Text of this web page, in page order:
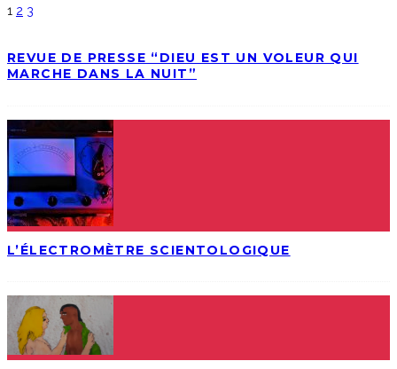
1 2 3
REVUE DE PRESSE “DIEU EST UN VOLEUR QUI
MARCHE DANS LA NUIT”
L’ÉLECTROMÈTRE SCIENTOLOGIQUE